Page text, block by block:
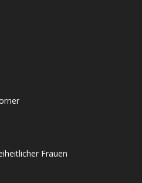
Frauen